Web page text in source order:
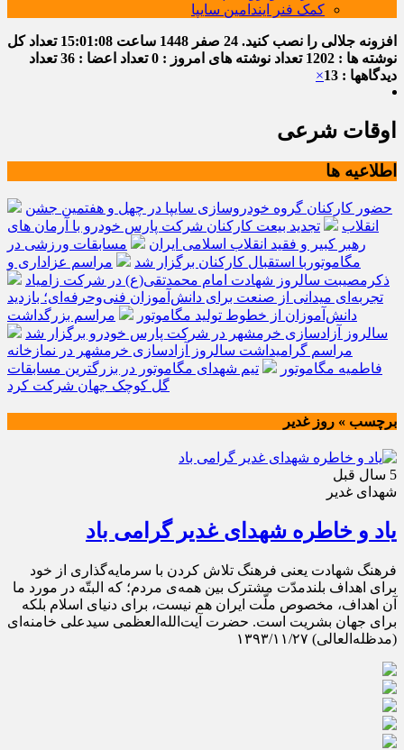
کمک فنر ایندامین سایپا
افزونه جلالی را نصب کنید. 24 صفر 1448 ساعت 15:01:09 تعداد کل
نوشته ها : 1202
تعداد نوشته های امروز : 0 تعداد اعضا : 36
تعداد
دیدگاهها : 13
×
اوقات شرعی
اطلاعیه ها
حضور کارکنان گروه خودروسازی سایپا در چهل و هفتمین جشن
انقلاب
تجدید بیعت کارکنان شرکت پارس خودرو با آرمان های
رهبر کبیر و فقید انقلاب اسلامی ایران
مسابقات ورزشی در
مگاموتوربا استقبال کارکنان برگزار شد
مراسم عزاداری و
ذکرمصیبت سالروز شهادت امام محمدتقی(ع) در شرکت زامیاد
تجربه‌ای میدانی از صنعت برای دانش‌آموزان فنی‌وحرفه‌ای؛ بازدید
دانش‌آموزان از خطوط تولید مگاموتور
مراسم بزرگداشت
سالروز آزادسازی خرمشهر در شرکت پارس خودرو برگزار شد
مراسم گرامیداشت سالروز آزادسازی خرمشهر در نمازخانه
فاطمیه مگاموتور
تیم شهدای مگاموتور در بزرگترین مسابقات
گل کوچک جهان شرکت کرد
برچسب » روز غدیر
5 سال قبل
شهدای غدیر
یاد و خاطره شهدای غدیر گرامی باد
فرهنگ شهادت یعنی فرهنگ تلاش کردن با سرمایه‌گذاری از خود
برای اهداف بلندمدّت مشترک بین همه‌ی مردم؛ که البتّه در مورد ما
آن اهداف، مخصوص ملّت ایران هم نیست، برای دنیای اسلام بلکه
برای جهان بشریت است. حضرت آيت‌الله‌العظمی سيدعلی خامنه‌ای
(مد‌ظله‌العالی) ۱۳۹۳/۱۱/۲۷